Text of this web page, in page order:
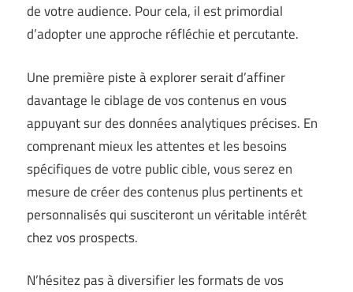
de votre audience. Pour cela, il est primordial
d’adopter une approche réfléchie et percutante.
Une première piste à explorer serait d’affiner
davantage le ciblage de vos contenus en vous
appuyant sur des données analytiques précises. En
comprenant mieux les attentes et les besoins
spécifiques de votre public cible, vous serez en
mesure de créer des contenus plus pertinents et
personnalisés qui susciteront un véritable intérêt
chez vos prospects.
N’hésitez pas à diversifier les formats de vos